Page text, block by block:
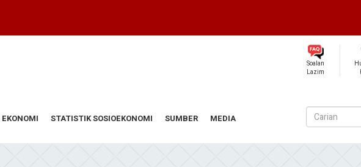
Soalan
Lazim
STATISTIK SOSIOEKONOMI SUMBER MEDIA